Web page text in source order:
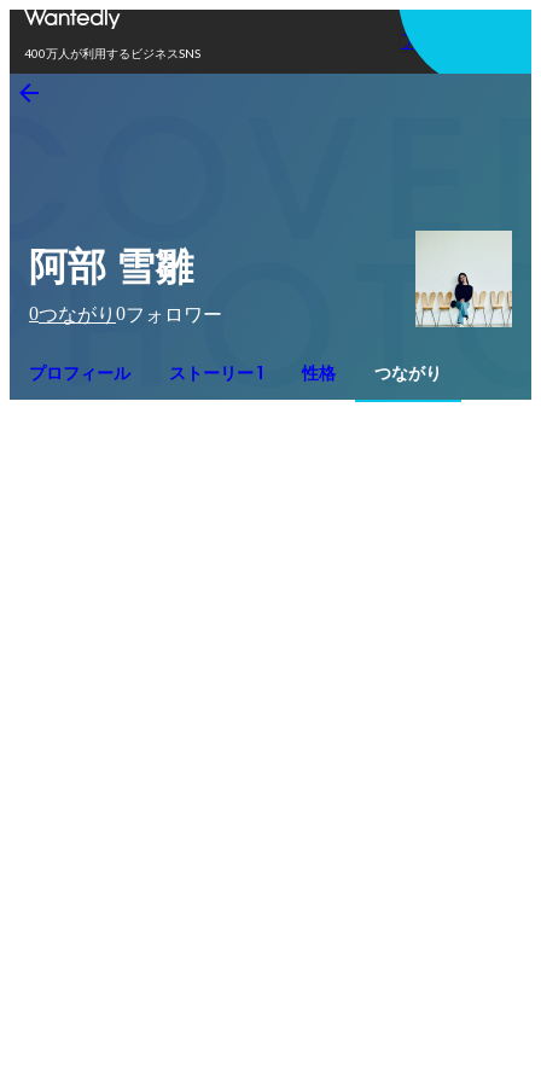
400万人が利用するビジネスSNS
アプリを使う
阿部 雪雛
0つながり 0フォロワー
プロフィール ストーリー 1 性格 つながり